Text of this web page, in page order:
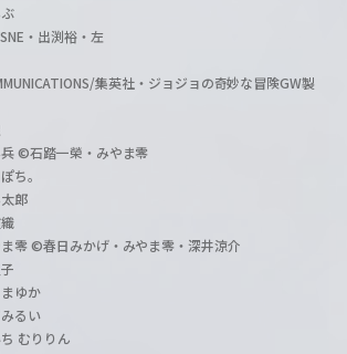
・出渕裕・左
集英社・ジョジョの奇妙な冒険GW製
©石踏一榮・みやま零
ち。
郎
零 ©春日みかげ・みやま零・深井涼介
ゆか
るい
むりりん